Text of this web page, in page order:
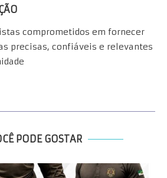
comprometidos em fornecer
precisas, confiáveis e relevantes
PODE GOSTAR